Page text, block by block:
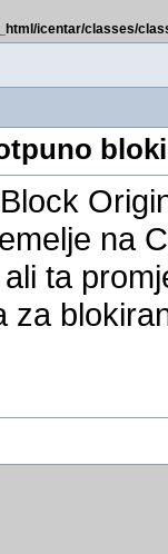
icentar/classes/
na
ta
za